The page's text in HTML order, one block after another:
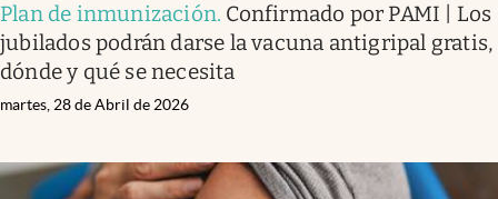
Plan de inmunización. Confirmado por PAMI | Los
jubilados podrán darse la vacuna antigripal gratis,
dónde y qué se necesita
martes, 28 de Abril de 2026